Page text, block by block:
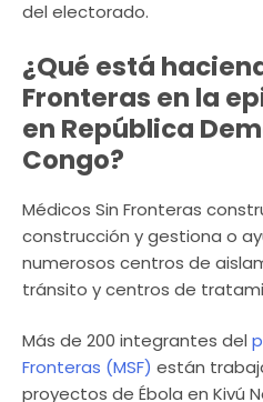
del electorado.
¿Qué está
Fronteras en la
en República
Congo?
Médicos Sin Fronteras
construcción y gestiona o
numerosos centros de
tránsito y centros de
Más de 200 integrantes del
Fronteras (MSF) están
proyectos de Ébola en Kivú